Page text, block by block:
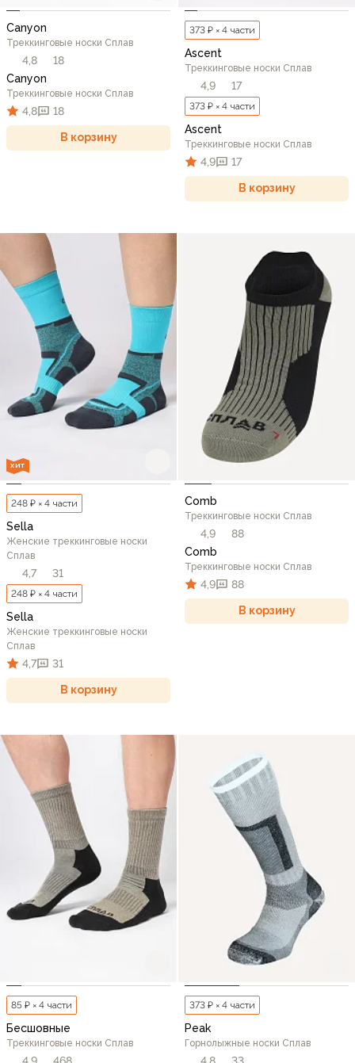
Canyon
Треккинговые носки Сплав
4,8
18
Canyon
Треккинговые носки Сплав
4,8 18
В корзину
373 ₽ × 4 части
Ascent
Треккинговые носки Сплав
4,9 17
373 ₽ × 4 части
Ascent
Треккинговые носки Сплав
4,9 17
В корзину
ХИТ
248 ₽ × 4 части
Sella
Женские треккинговые носки
Сплав
4,7 31
248 ₽ × 4 части
Sella
Женские треккинговые носки
Сплав
4,7 31
В корзину
Comb
Треккинговые носки Сплав
4,9
88
Comb
Треккинговые носки Сплав
4,9 88
В корзину
85 ₽ × 4 части
Бесшовные
Треккинговые носки Сплав
373 ₽ × 4 части
Peak
Горнолыжные носки Сплав